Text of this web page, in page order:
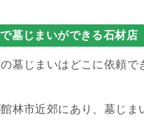
墓じまいができる石材店
墓じまいはどこに依頼で
林市近郊にあり、墓じま